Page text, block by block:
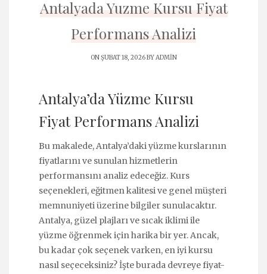
Antalyada Yuzme Kursu Fiyat
Performans Analizi
ON ŞUBAT 18, 2026 BYADMIN
Antalya’da Yüzme Kursu
Fiyat Performans Analizi
Bu makalede, Antalya’daki yüzme kurslarının
fiyatlarını ve sunulan hizmetlerin
performansını analiz edeceğiz. Kurs
seçenekleri, eğitmen kalitesi ve genel müşteri
memnuniyeti üzerine bilgiler sunulacaktır.
Antalya, güzel plajları ve sıcak iklimi ile
yüzme öğrenmek için harika bir yer. Ancak,
bu kadar çok seçenek varken, en iyi kursu
nasıl seçeceksiniz? İşte burada devreye fiyat-